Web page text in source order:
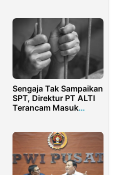
Sengaja Tak Sampaikan
SPT, Direktur PT ALTI
Terancam Masuk